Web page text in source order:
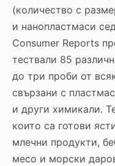
(количество с
и нанопластмаси
Consumer Reports
тествали 85
до три проби от
свързани с
и други химикали.
които са готови
млечни продукти,
месо и морски